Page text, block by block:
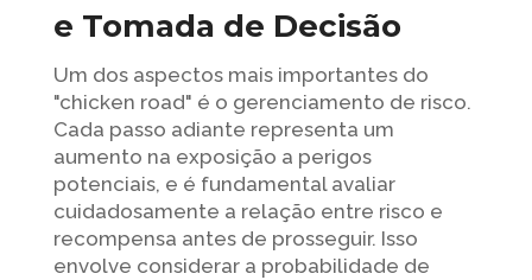
e Tomada de Decisão
Um dos aspectos mais importantes do
"chicken road" é o gerenciamento de risco.
Cada passo adiante representa um
aumento na exposição a perigos
potenciais, e é fundamental avaliar
cuidadosamente a relação entre risco e
recompensa antes de prosseguir. Isso
envolve considerar a probabilidade de